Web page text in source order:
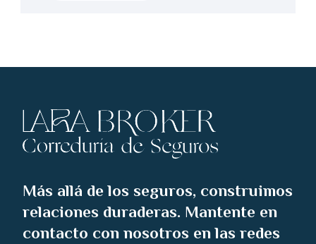
Más allá de los seguros, construimos
relaciones duraderas. Mantente en
contacto con nosotros en las redes